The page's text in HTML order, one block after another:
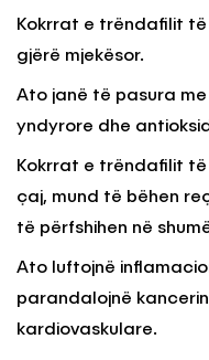
Kokrrat e trëndafilit
gjërë mjekësor.
Ato janë të pasura
yndyrore dhe
Kokrrat e trëndafilit
çaj, mund të bëhen
të përfshihen në
Ato luftojnë
parandalojnë
kardiovaskulare.